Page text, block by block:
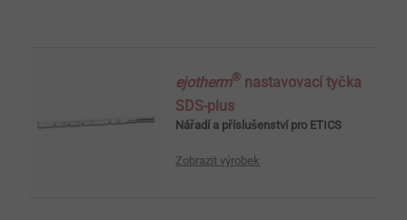
ejotherm® nastavovací tyčka
SDS-plus
Nářadí a příslušenství pro ETICS
Zobrazit výrobek